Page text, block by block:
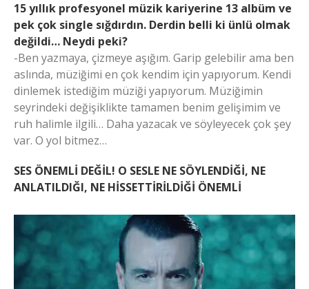
15 yıllık profesyonel müzik kariyerine 13 albüm ve
pek çok single sığdırdın. Derdin belli ki ünlü olmak
değildi… Neydi peki?
-Ben yazmaya, çizmeye aşığım. Garip gelebilir ama ben
aslında, müziğimi en çok kendim için yapıyorum. Kendi
dinlemek istediğim müziği yapıyorum. Müziğimin
seyrindeki değişiklikte tamamen benim gelişimim ve
ruh halimle ilgili… Daha yazacak ve söyleyecek çok şey
var. O yol bitmez…
SES ÖNEMLİ DEĞİL! O SESLE NE SÖYLENDİĞİ, NE
ANLATILDIĞI, NE HİSSETTİRİLDİĞİ ÖNEMLİ